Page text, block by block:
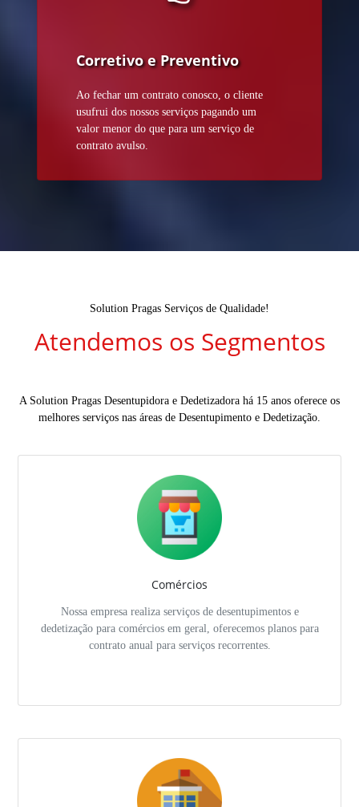
Corretivo e Preventivo
Ao fechar um contrato conosco, o cliente
usufrui dos nossos serviços pagando um
valor menor do que para um serviço de
contrato avulso.
Solution Pragas Serviços de Qualidade!
Atendemos os Segmentos
A Solution Pragas Desentupidora e Dedetizadora há 15 anos oferece os
melhores serviços nas áreas de Desentupimento e Dedetização.
Comércios
Nossa empresa realiza serviços de desentupimentos e
dedetização para comércios em geral, oferecemos planos para
contrato anual para serviços recorrentes.